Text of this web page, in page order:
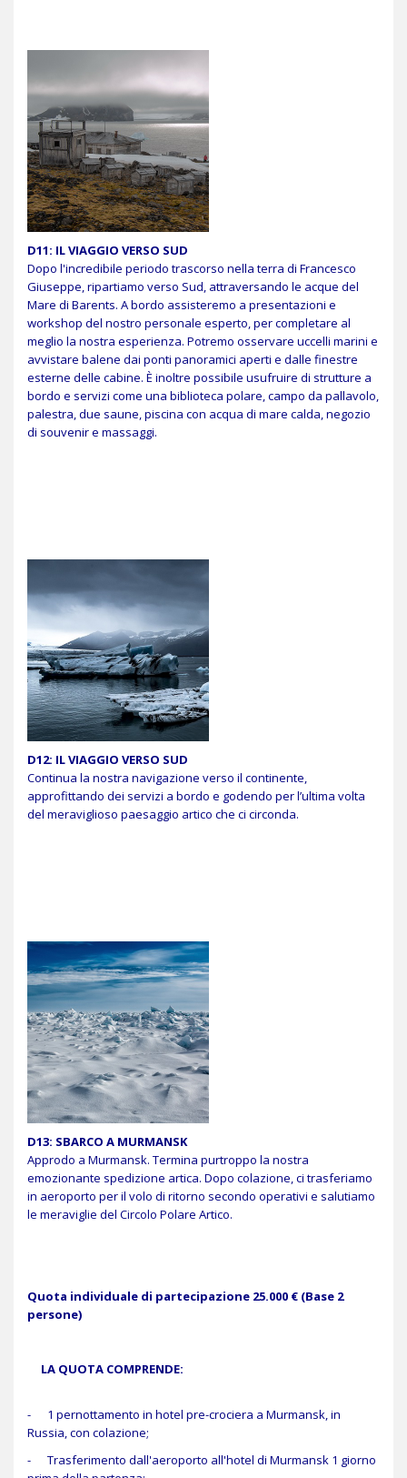
D11: IL VIAGGIO VERSO SUD
Dopo l'incredibile periodo trascorso nella terra di Francesco
Giuseppe, ripartiamo verso Sud, attraversando le acque del
Mare di Barents. A bordo assisteremo a presentazioni e
workshop del nostro personale esperto, per completare al
meglio la nostra esperienza. Potremo osservare uccelli marini e
avvistare balene dai ponti panoramici aperti e dalle finestre
esterne delle cabine. È inoltre possibile usufruire di strutture a
bordo e servizi come una biblioteca polare, campo da pallavolo,
palestra, due saune, piscina con acqua di mare calda, negozio
di souvenir e massaggi.
D12: IL VIAGGIO VERSO SUD
Continua la nostra navigazione verso il continente,
approfittando dei servizi a bordo e godendo per l’ultima volta
del meraviglioso paesaggio artico che ci circonda.
D13: SBARCO A MURMANSK
Approdo a Murmansk. Termina purtroppo la nostra
emozionante spedizione artica. Dopo colazione, ci trasferiamo
in aeroporto per il volo di ritorno secondo operativi e salutiamo
le meraviglie del Circolo Polare Artico.
Quota individuale di partecipazione 25.000 € (Base 2
persone)
LA QUOTA COMPRENDE:
- 1 pernottamento in hotel pre-crociera a Murmansk, in
Russia, con colazione;
- Trasferimento dall'aeroporto all'hotel di Murmansk 1 giorno